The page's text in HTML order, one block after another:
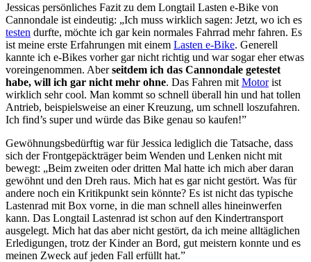
Jessicas persönliches Fazit zu dem Longtail Lasten e-Bike von
Cannondale ist eindeutig: „Ich muss wirklich sagen: Jetzt, wo ich es
testen durfte, möchte ich gar kein normales Fahrrad mehr fahren. Es
ist meine erste Erfahrungen mit einem Lasten e-Bike. Generell
kannte ich e-Bikes vorher gar nicht richtig und war sogar eher etwas
voreingenommen. Aberseitdem ich das Cannondale getestet
habe, will ich gar nicht mehr ohne. Das Fahren mit Motorist
wirklich sehr cool. Man kommt so schnell überall hin und hat tollen
Antrieb, beispielsweise an einer Kreuzung, um schnell loszufahren.
Ich find’s super und würde das Bike genau so kaufen!”
Gewöhnungsbedürftig war für Jessica lediglich die Tatsache, dass
sich der Frontgepäckträger beim Wenden und Lenken nicht mit
bewegt: „Beim zweiten oder dritten Mal hatte ich mich aber daran
gewöhnt und den Dreh raus. Mich hat es gar nicht gestört. Was für
andere noch ein Kritikpunkt sein könnte? Es ist nicht das typische
Lastenrad mit Box vorne, in die man schnell alles hineinwerfen
kann. Das Longtail Lastenrad ist schon auf den Kindertransport
ausgelegt. Mich hat das aber nicht gestört, da ich meine alltäglichen
Erledigungen, trotz der Kinder an Bord, gut meistern konnte und es
meinen Zweck auf jeden Fall erfüllt hat.”